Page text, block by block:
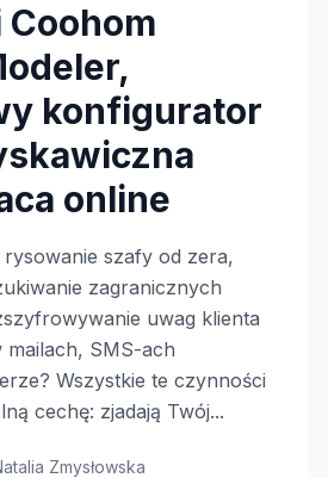
konfigurator
online
rysowanie szafy od zera,
zagranicznych
uwag klienta
SMS-ach
Wszystkie te czynności
cechę: zjadają Twój...
Zmysłowska